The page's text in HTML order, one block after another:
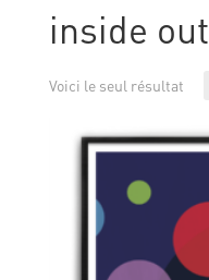
inside out
Voici le seul résultat